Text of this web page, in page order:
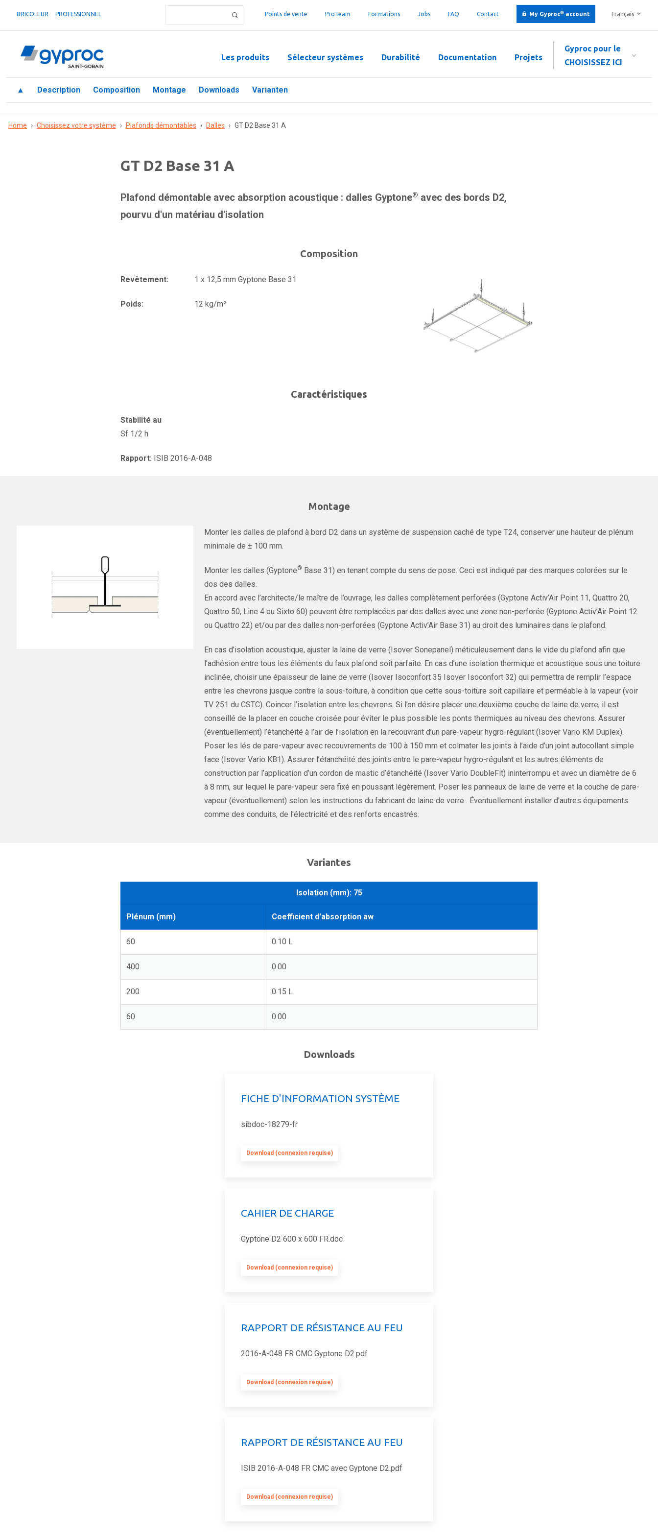
BRICOLEUR PROFESSIONNEL Français
Points de vente ProTeam Formations Jobs FAQ Contact My Gyproc® account
Gyproc pour le
CHOISISSEZ ICI
Les produits Sélecteur systèmes Durabilité Documentation Projets
▲ Description Composition Montage Downloads Varianten
Home › Choisissez votre système › Plafonds démontables › Dalles › GT D2 Base 31 A
GT D2 Base 31 A
Plafond démontable avec absorption acoustique : dalles Gyptone® avec des bords D2,
pourvu d'un matériau d'isolation
Composition
Revêtement: 1 x 12,5 mm Gyptone Base 31
Poids: 12 kg/m²
Caractéristiques
Stabilité au
Sf 1/2 h
Rapport: ISIB 2016-A-048
Montage
Monter les dalles de plafond à bord D2 dans un système de suspension caché de type T24, conserver une hauteur de plénum
minimale de ± 100 mm.
Monter les dalles (Gyptone® Base 31) en tenant compte du sens de pose. Ceci est indiqué par des marques colorées sur le
dos des dalles.
En accord avec l’architecte/le maître de l’ouvrage, les dalles complètement perforées (Gyptone Activ’Air Point 11, Quattro 20,
Quattro 50, Line 4 ou Sixto 60) peuvent être remplacées par des dalles avec une zone non-perforée (Gyptone Activ’Air Point 12
ou Quattro 22) et/ou par des dalles non-perforées (Gyptone Activ’Air Base 31) au droit des luminaires dans le plafond.
En cas d’isolation acoustique, ajuster la laine de verre (Isover Sonepanel) méticuleusement dans le vide du plafond afin que
l’adhésion entre tous les éléments du faux plafond soit parfaite. En cas d’une isolation thermique et acoustique sous une toiture
inclinée, choisir une épaisseur de laine de verre (Isover Isoconfort 35 Isover Isoconfort 32) qui permettra de remplir l’espace
entre les chevrons jusque contre la sous-toiture, à condition que cette sous-toiture soit capillaire et perméable à la vapeur (voir
TV 251 du CSTC). Coincer l’isolation entre les chevrons. Si l’on désire placer une deuxième couche de laine de verre, il est
conseillé de la placer en couche croisée pour éviter le plus possible les ponts thermiques au niveau des chevrons. Assurer
(éventuellement) l’étanchéité à l’air de l’isolation en la recouvrant d’un pare-vapeur hygro-régulant (Isover Vario KM Duplex).
Poser les lés de pare-vapeur avec recouvrements de 100 à 150 mm et colmater les joints à l’aide d’un joint autocollant simple
face (Isover Vario KB1). Assurer l’étanchéité des joints entre le pare-vapeur hygro-régulant et les autres éléments de
construction par l’application d’un cordon de mastic d’étanchéité (Isover Vario DoubleFit) ininterrompu et avec un diamètre de 6
à 8 mm, sur lequel le pare-vapeur sera fixé en poussant légèrement. Poser les panneaux de laine de verre et la couche de pare-
vapeur (éventuellement) selon les instructions du fabricant de laine de verre . Éventuellement installer d'autres équipements
comme des conduits, de l'électricité et des renforts encastrés.
Variantes
Isolation (mm): 75
Plénum (mm) Coefficient d'absorption aw
60 0.10 L
400 0.00
200 0.15 L
60 0.00
Downloads
FICHE D'INFORMATION SYSTÈME
sibdoc-18279-fr
Download (connexion requise)
CAHIER DE CHARGE
Gyptone D2 600 x 600 FR.doc
Download (connexion requise)
RAPPORT DE RÉSISTANCE AU FEU
2016-A-048 FR CMC Gyptone D2.pdf
Download (connexion requise)
RAPPORT DE RÉSISTANCE AU FEU
ISIB 2016-A-048 FR CMC avec Gyptone D2.pdf
Download (connexion requise)